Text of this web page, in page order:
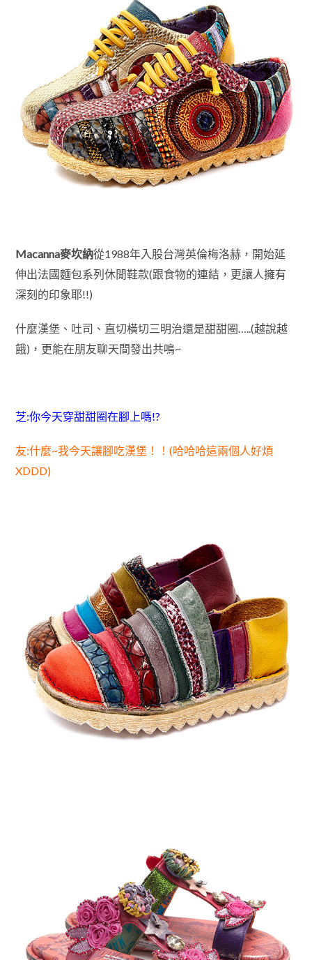
Macanna麥坎納從1988年入股台灣英倫梅洛赫，開始延
伸出法國麵包系列休閒鞋款(跟食物的連結，更讓人擁有
深刻的印象耶!!)
什麼漢堡、吐司、直切橫切三明治還是甜甜圈…..(越說越
餓)，更能在朋友聊天間發出共鳴~
芝:你今天穿甜甜圈在腳上嗎!?
友:什麼~我今天讓腳吃漢堡！！(哈哈哈這兩個人好煩
XDDD)